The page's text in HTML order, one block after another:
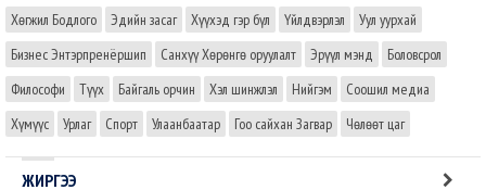
Хөгжил Бодлого
Эдийн засаг Хүүхэд гэр бүл Үйлдвэрлэл
Уул уурхай
Бизнес Энтэрпренёршип
Санхүү Хөрөнгө оруулалт Эрүүл мэнд
Боловсрол
Философи
Түүх Байгаль орчин Хэл шинжлэл Нийгэм
Соошил медиа
Хүмүүс
Урлаг Спорт Улаанбаатар Гоо сайхан Загвар Чөлөөт цаг
ЖИРГЭЭ